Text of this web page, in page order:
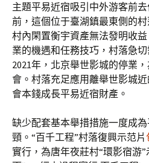
主題平易近宿吸引中外游客前
前，這個位于臺湖鎮最東側的
村內閑置衡宇資產無法發明收
業的機遇和任務技巧，村落急
2021年，北京舉世影城的停業
會。村落充足應用離舉世影城
會本錢成長平易近宿財產。
缺少配套基本舉措措施一度成
頸。“百千工程”村落復興示范片
實行，為唐年夜莊村“環影宿游